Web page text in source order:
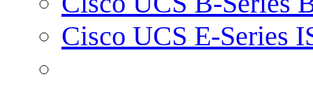
Cisco UCS E-Series